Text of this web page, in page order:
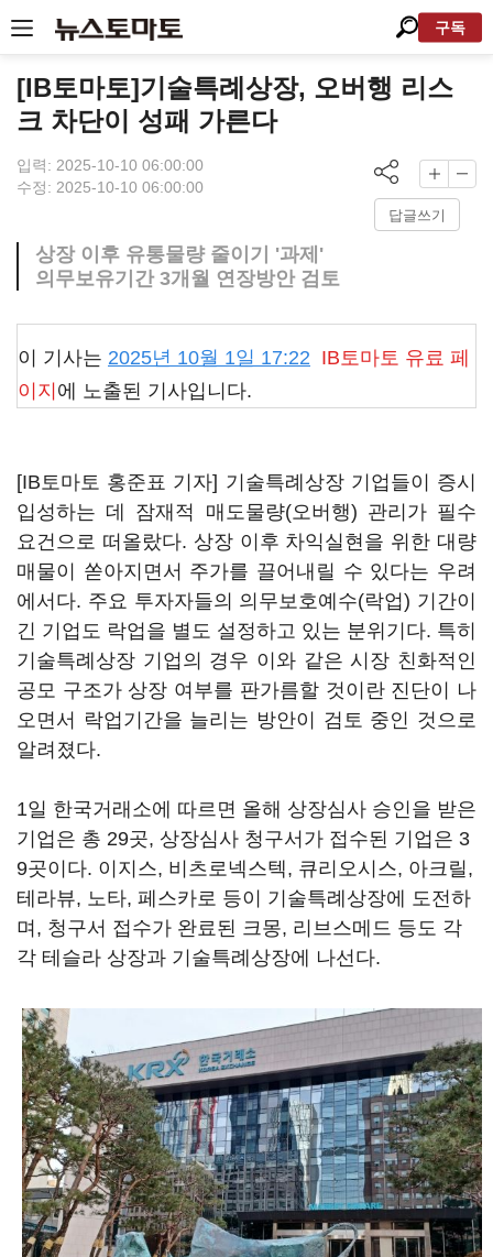
구독
[IB토마토]기술특례상장, 오버행 리스
크 차단이 성패 가른다
입력: 2025-10-10 06:00:00
수정: 2025-10-10 06:00:00
답글쓰기
상장 이후 유통물량 줄이기 '과제'
의무보유기간 3개월 연장방안 검토
이 기사는 2025년 10월 1일 17:22 IB토마토 유료 페
이지 에 노출된 기사입니다.
[IB토마토 홍준표 기자] 기술특례상장 기업들이 증시
입성하는 데 잠재적 매도물량(오버행) 관리가 필수
요건으로 떠올랐다. 상장 이후 차익실현을 위한 대량
매물이 쏟아지면서 주가를 끌어내릴 수 있다는 우려
에서다. 주요 투자자들의 의무보호예수(락업) 기간이
긴 기업도 락업을 별도 설정하고 있는 분위기다. 특히
기술특례상장 기업의 경우 이와 같은 시장 친화적인
공모 구조가 상장 여부를 판가름할 것이란 진단이 나
오면서 락업기간을 늘리는 방안이 검토 중인 것으로
알려졌다.
1일 한국거래소에 따르면 올해 상장심사 승인을 받은
기업은 총 29곳, 상장심사 청구서가 접수된 기업은 3
9곳이다. 이지스, 비츠로넥스텍, 큐리오시스, 아크릴,
테라뷰, 노타, 페스카로 등이 기술특례상장에 도전하
며, 청구서 접수가 완료된 크몽, 리브스메드 등도 각
각 테슬라 상장과 기술특례상장에 나선다.